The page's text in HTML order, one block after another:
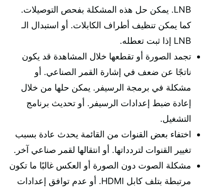
LNB. يمكن حل هذه المشكلة بفحص التوصيلات.
كما يمكن تنظيف أطراف الكابلات. أو استبدال الـ
LNB إذا ثبت تعطله.
تجمد الصورة أو تقطعها خلال المشاهدة قد يكون
ناتجًا عن ضعف في إشارة القمر الصناعي. أو
مشكلة في برمجة الرسيفر. يمكن حلها من خلال
إعادة ضبط إعدادات الرسيفر. أو تحديث برنامج
التشغيل.
اختفاء بعض القنوات من القائمة يحدث عادة بسبب
تغيير القنوات لتردداتها. أو انتقالها لقمر صناعي آخر.
مشكلة الصوت دون الصورة أو العكس غالبًا ما تكون
مرتبطة بتلف كابل HDMI. أو عدم توافق إعدادات